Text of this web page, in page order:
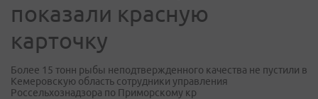
показали красную
карточку
Более 15 тонн рыбы неподтвержденного качества не пустили в
Кемеровскую область сотрудники управления
Россельхознадзора по Приморскому кр